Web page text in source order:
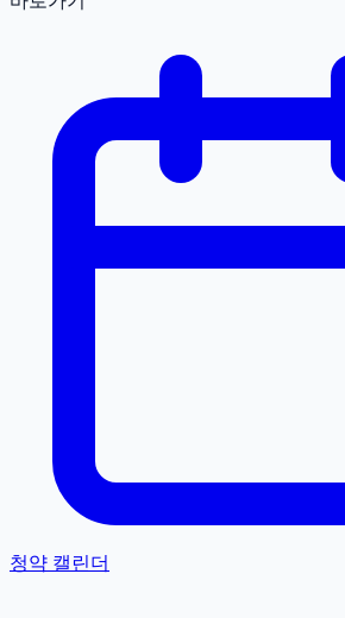
청약 캘린더